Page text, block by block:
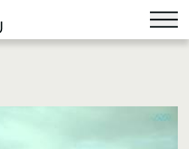
y en taquillas de Es Baluard.">
y en taquillas de Es Baluard.">